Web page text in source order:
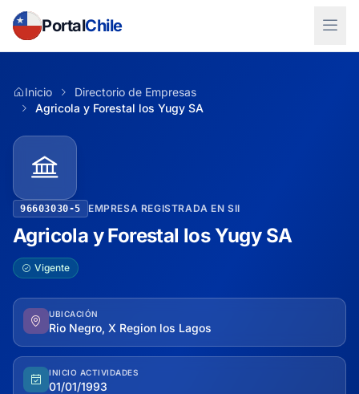
PortalChile
Inicio
Directorio de Empresas
Agricola y Forestal los Yugy SA
96603030-5 EMPRESA REGISTRADA EN SII
Agricola y Forestal los Yugy SA
Vigente
UBICACIÓN
Rio Negro, X Region los Lagos
INICIO ACTIVIDADES
01/01/1993